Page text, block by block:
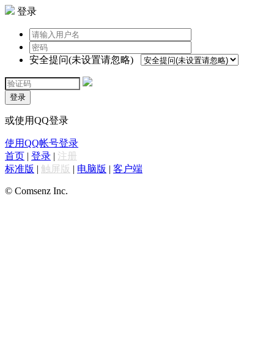
登录
安全提问(未设置请忽略)
登录
或使用QQ登录
使用QQ帐号登录
首页 | 登录 | 注册
标准版 | 触屏版 | 电脑版 | 客户端
© Comsenz Inc.